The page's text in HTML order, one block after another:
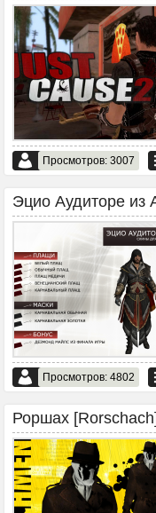
Просмотров: 3007
Эцио Аудиторе из
Просмотров: 4802
Роршах